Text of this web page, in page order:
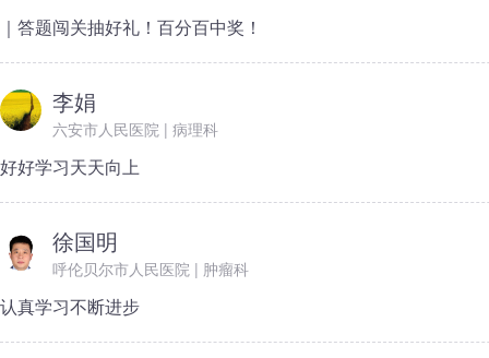
｜答题闯关抽好礼！百分百中奖！
李娟
六安市人民医院 | 病理科
好好学习天天向上
徐国明
呼伦贝尔市人民医院 | 肿瘤科
认真学习不断进步